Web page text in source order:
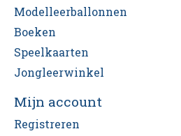
Modelleerballonnen
Boeken
Speelkaarten
Jongleerwinkel
Mijn account
Registreren